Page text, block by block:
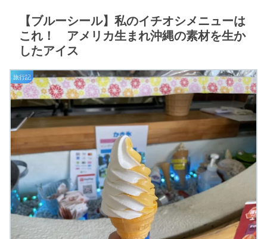
【ブルーシール】私のイチオシメニューは
これ！ アメリカ生まれ沖縄の素材を生か
したアイス
旅行記